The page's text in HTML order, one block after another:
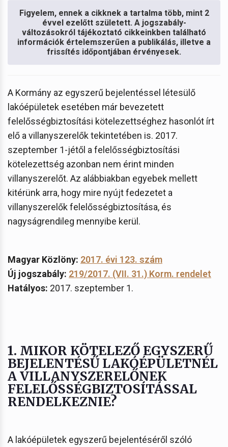
Figyelem, ennek a cikknek a tartalma több, mint 2
évvel ezelőtt született. A jogszabály-
változásokról tájékoztató cikkeinkben található
információk értelemszerűen a publikálás, illetve a
frissítés időpontjában érvényesek.
A Kormány az egyszerű bejelentéssel létesülő
lakóépületek esetében már bevezetett
felelősségbiztosítási kötelezettséghez hasonlót írt
elő a villanyszerelők tekintetében is. 2017.
szeptember 1-jétől a felelősségbiztosítási
kötelezettség azonban nem érint minden
villanyszerelőt. Az alábbiakban egyebek mellett
kitérünk arra, hogy mire nyújt fedezetet a
villanyszerelők felelősségbiztosítása, és
nagyságrendileg mennyibe kerül.
Magyar Közlöny: 2017. évi 123. szám
Új jogszabály: 219/2017. (VII. 31.) Korm. rendelet
Hatályos: 2017. szeptember 1.
1. MIKOR KÖTELEZŐ EGYSZERŰ
BEJELENTÉSŰ LAKÓÉPÜLETNÉL
A VILLANYSZERELŐNEK
FELELŐSSÉGBIZTOSÍTÁSSAL
RENDELKEZNIE?
A lakóépületek egyszerű bejelentéséről szóló